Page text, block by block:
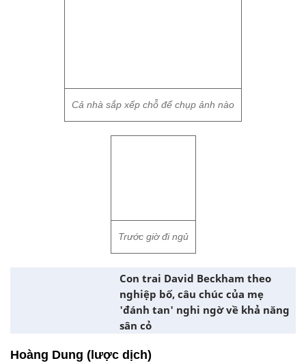
Cả nhà sắp xếp chỗ để chụp ảnh nào
Trước giờ đi ngủ
Con trai David Beckham theo
nghiệp bố, câu chúc của mẹ
'đánh tan' nghi ngờ về khả năng
sân cỏ
Hoàng Dung (lược dịch)